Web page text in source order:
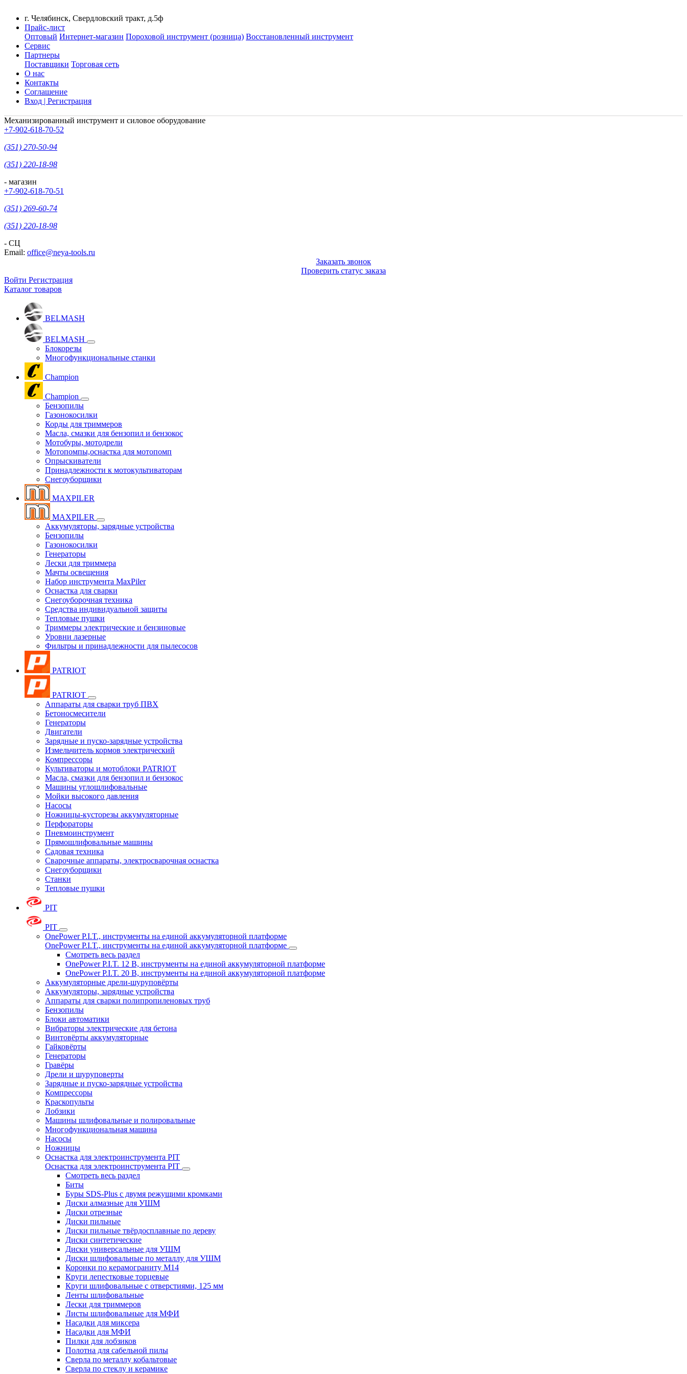
г. Челябинск, Свердловский тракт, д.5ф
Прайс-лист
Оптовый Интернет-магазин Пороховой инструмент (розница) Восстановленный инструмент
Сервис
Партнеры
Поставщики Торговая сеть
О нас
Контакты
Соглашение
Вход | Регистрация
Механизированный инструмент и силовое оборудование
+7-902-618-70-52
(351) 270-50-94
(351) 220-18-98
- магазин
+7-902-618-70-51
(351) 269-60-74
(351) 220-18-98
- СЦ
Email: office@neya-tools.ru
Заказать звонок
Проверить статус заказа
Войти Регистрация
Каталог товаров
BELMASH
BELMASH
Блокорезы
Многофункциональные станки
Champion
Champion
Бензопилы
Газонокосилки
Корды для триммеров
Масла, смазки для бензопил и бензокос
Мотобуры, мотодрели
Мотопомпы,оснастка для мотопомп
Опрыскиватели
Принадлежности к мотокультиваторам
Снегоуборщики
MAXPILER
MAXPILER
Аккумуляторы, зарядные устройства
Бензопилы
Газонокосилки
Генераторы
Лески для триммера
Мачты освещения
Набор инструмента MaxPiler
Оснастка для сварки
Снегоуборочная техника
Средства индивидуальной защиты
Тепловые пушки
Триммеры электрические и бензиновые
Уровни лазерные
Фильтры и принадлежности для пылесосов
PATRIOT
PATRIOT
Аппараты для сварки труб ПВХ
Бетоносмесители
Генераторы
Двигатели
Зарядные и пуско-зарядные устройства
Измельчитель кормов электрический
Компрессоры
Культиваторы и мотоблоки PATRIOT
Масла, смазки для бензопил и бензокос
Машины углошлифовальные
Мойки высокого давления
Насосы
Ножницы-кусторезы аккумуляторные
Перфораторы
Пневмоинструмент
Прямошлифовальные машины
Садовая техника
Сварочные аппараты, электросварочная оснастка
Снегоуборщики
Станки
Тепловые пушки
PIT
PIT
OnePower P.I.T., инструменты на единой аккумуляторной платформе
OnePower P.I.T., инструменты на единой аккумуляторной платформе
Смотреть весь раздел
OnePower P.I.T. 12 В, инструменты на единой аккумуляторной платформе
OnePower P.I.T. 20 В, инструменты на единой аккумуляторной платформе
Аккумуляторные дрели-шуруповёрты
Аккумуляторы, зарядные устройства
Аппараты для сварки полипропиленовых труб
Бензопилы
Блоки автоматики
Вибраторы электрические для бетона
Винтовёрты аккумуляторные
Гайковёрты
Генераторы
Гравёры
Дрели и шуруповерты
Зарядные и пуско-зарядные устройства
Компрессоры
Краскопульты
Лобзики
Машины шлифовальные и полировальные
Многофункциональная машина
Насосы
Ножницы
Оснастка для электроинструмента PIT
Оснастка для электроинструмента PIT
Смотреть весь раздел
Биты
Буры SDS-Plus c двумя режущими кромками
Диски алмазные для УШМ
Диски отрезные
Диски пильные
Диски пильные твёрдосплавные по дереву
Диски синтетические
Диски универсальные для УШМ
Диски шлифовальные по металлу для УШМ
Коронки по керамограниту M14
Круги лепестковые торцевые
Круги шлифовальные с отверстиями, 125 мм
Ленты шлифовальные
Лески для триммеров
Листы шлифовальные для МФИ
Насадки для миксера
Насадки для МФИ
Пилки для лобзиков
Полотна для сабельной пилы
Сверла по металлу кобальтовые
Сверла по стеклу и керамике